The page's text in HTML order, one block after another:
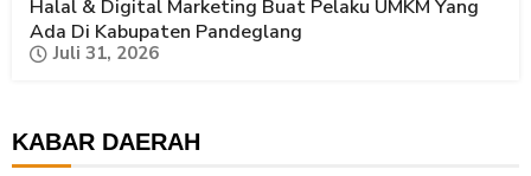
Halal & Digital Marketing Buat Pelaku UMKM Yang
Ada Di Kabupaten Pandeglang
Juli 31, 2026
KABAR DAERAH